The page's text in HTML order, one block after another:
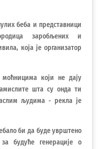
беба и представници
заробљених и
која је организатор
који не дају
шта су онда ти
људима - рекла је
би да буде уврштено
будуће генерације о